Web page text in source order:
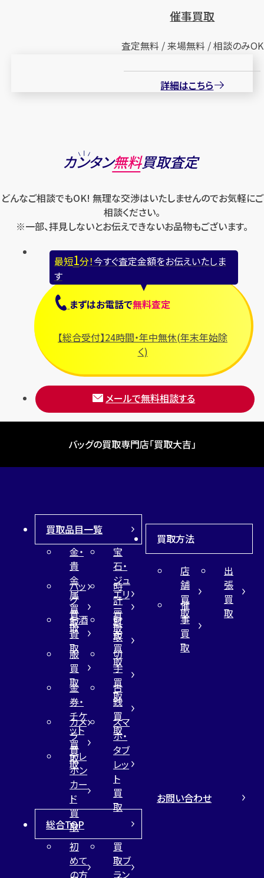
催事買取
査定無料 / 来場無料 / 相談のみOK
詳細はこちら
カンタン無料買取査定
どんなご相談でもOK! 無理な交渉はいたしませんのでお気軽にご
相談ください。
※一部、拝見しないとお伝えできないお品物もございます。
最短1分！今すぐ査定金額をお伝えいたしま
す
まずはお電話で無料査定
【総合受付】24時間・年中無休(年末年始除
く)
メールで無料相談する
バッグの買取専門店「買取大吉」
買取品目一覧
金・
貴
金
属
買
取
宝
石・
ジュ
エリ
ー
買
取
バッ
グ
買
取
時
計
買
取
お酒
買
取
財
布
買
取
服
買
取
切
手
買
取
金
券・
チケ
ット
買
取
古
銭
買
取
カメ
ラ
買
取
スマ
ホ・
タブ
レッ
ト
買
取
テレ
ホン
カー
ド
買
取
買取方法
店
舗
買
取
出
張
買
取
催
事
買
取
総合TOP
初
めて
の方
買
取ブ
ラン
お問い合わせ